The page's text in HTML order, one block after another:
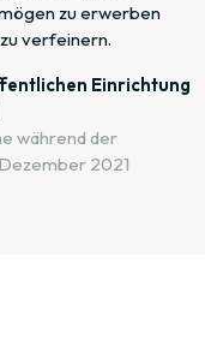
zu erwerben
verfeinern.
Einrichtung
während der
2021